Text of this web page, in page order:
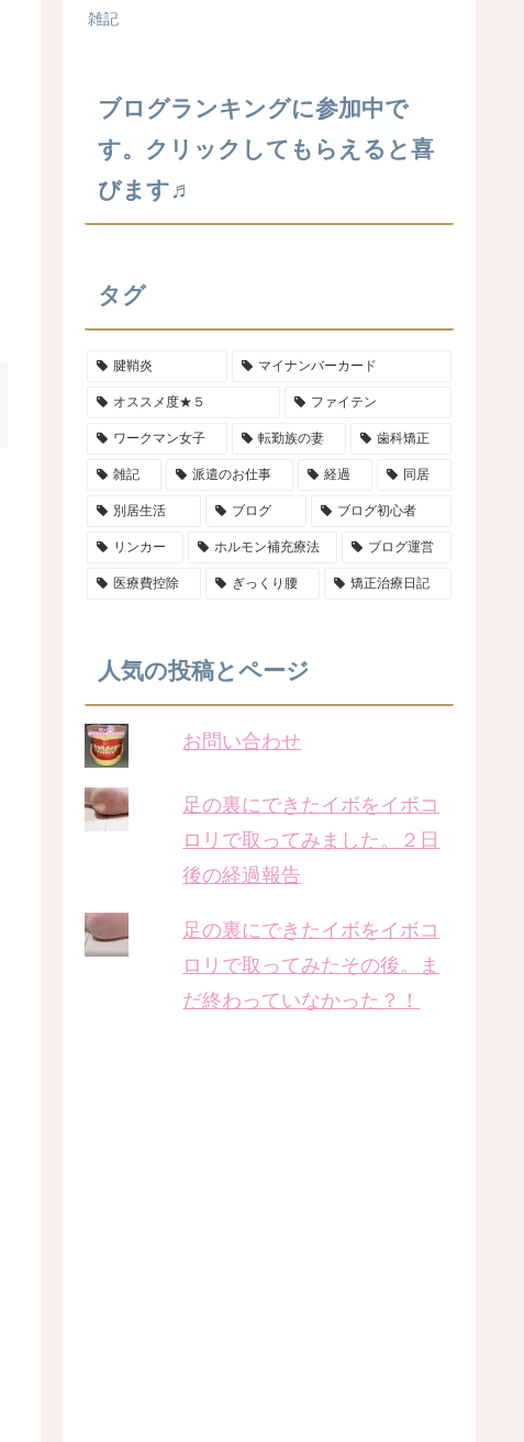
雑記
ブログランキングに参加中で
す。クリックしてもらえると喜
びます♬
タグ
腱鞘炎 マイナンバーカード
オススメ度★５ ファイテン
ワークマン女子 転勤族の妻 歯科矯正
雑記 派遣のお仕事 経過 同居
別居生活 ブログ ブログ初心者
リンカー ホルモン補充療法 ブログ運営
医療費控除 ぎっくり腰 矯正治療日記
人気の投稿とページ
お問い合わせ
足の裏にできたイボをイボコ
ロリで取ってみました。２日
後の経過報告
足の裏にできたイボをイボコ
ロリで取ってみたその後。ま
だ終わっていなかった？！